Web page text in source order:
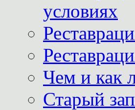
условиях
Чем и как
Старый